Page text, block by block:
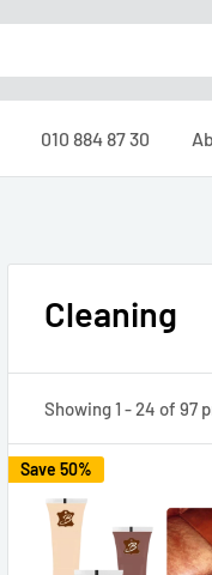
010 884 87 30
Cleaning
Showing 1 - 24 of 97
Save 50%